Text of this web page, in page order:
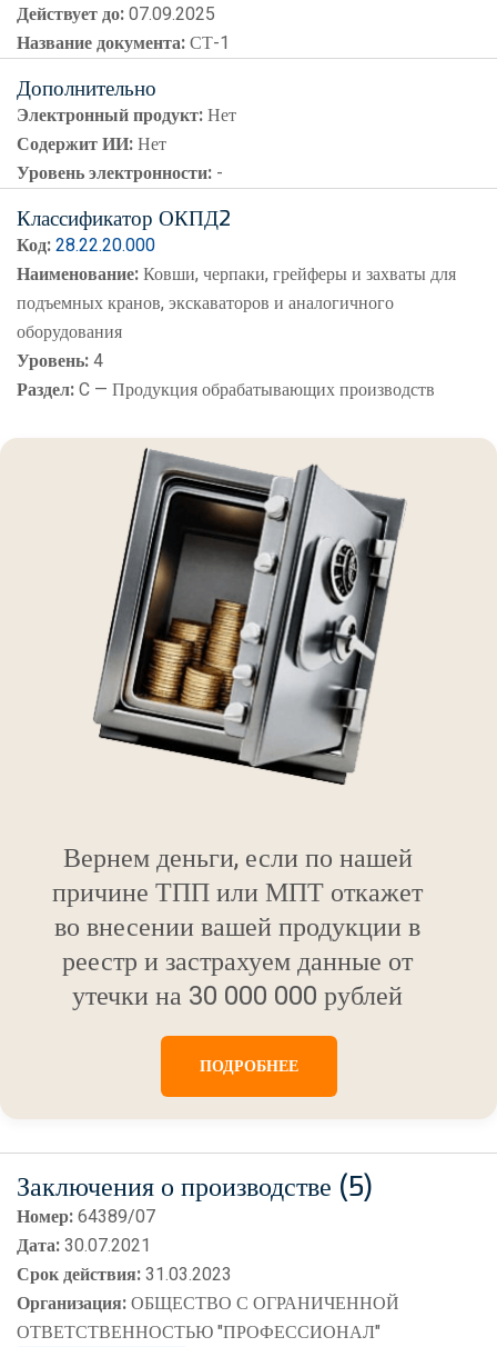
Действует до:07.09.2025
Название документа:СТ-1
Дополнительно
Электронный продукт:Нет
Содержит ИИ:Нет
Уровень электронности: -
Классификатор ОКПД2
Код:28.22.20.000
Наименование:Ковши, черпаки, грейферы и захваты для
подъемных кранов, экскаваторов и аналогичного
оборудования
Уровень:4
Раздел:C — Продукция обрабатывающих производств
Вернем деньги, если по нашей
причине ТПП или МПТ откажет
во внесении вашей продукции в
реестр и застрахуем данные от
утечки на 30 000 000 рублей
ПОДРОБНЕЕ
Заключения о производстве (5)
Номер:64389/07
Дата:30.07.2021
Срок действия:31.03.2023
Организация:ОБЩЕСТВО С ОГРАНИЧЕННОЙ
ОТВЕТСТВЕННОСТЬЮ "ПРОФЕССИОНАЛ"